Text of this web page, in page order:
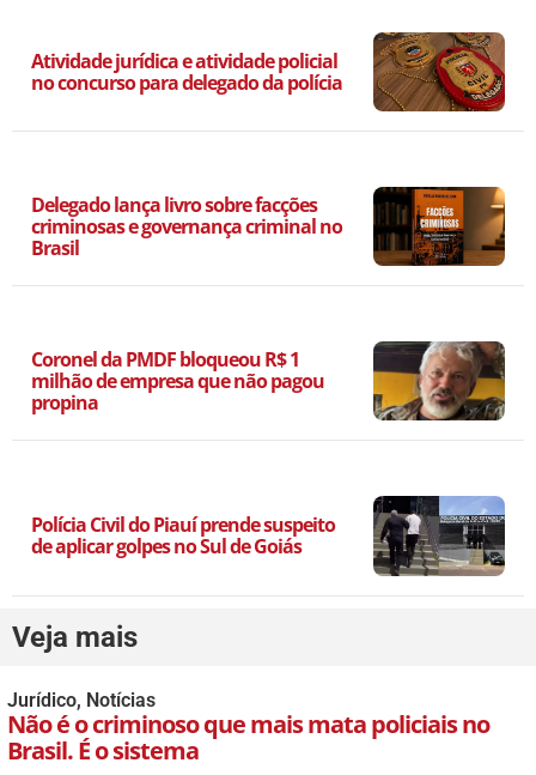
Atividade jurídica e atividade policial
no concurso para delegado da polícia
Delegado lança livro sobre facções
criminosas e governança criminal no
Brasil
Coronel da PMDF bloqueou R$ 1
milhão de empresa que não pagou
propina
Polícia Civil do Piauí prende suspeito
de aplicar golpes no Sul de Goiás
Veja mais
Jurídico, Notícias
Não é o criminoso que mais mata policiais no
Brasil. É o sistema